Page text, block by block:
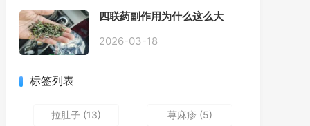
感，打出来就好一些，还一直
打空嗝，各种药吃了都没效果
四联药副作用为什么这么大
2026-03-18
标签列表
拉肚子 (13) 荨麻疹 (5)